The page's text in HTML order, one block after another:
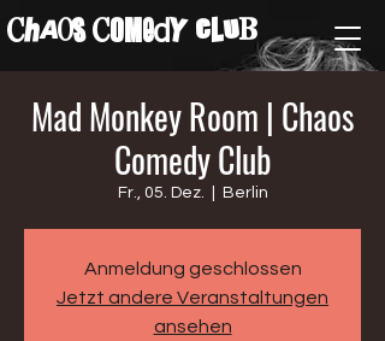
ChAos COMedY cLuB
Mad Monkey Room | Chaos
Comedy Club
Fr., 05. Dez. Berlin
Anmeldung geschlossen
Jetzt andere Veranstaltungen
ansehen